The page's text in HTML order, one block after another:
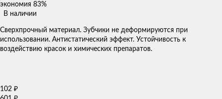
экономия 83%
В наличии
Сверхпрочный материал. Зубчики не деформируются при
использовании. Антистатический эффект. Устойчивость к
воздействию красок и химических препаратов.
102 ₽